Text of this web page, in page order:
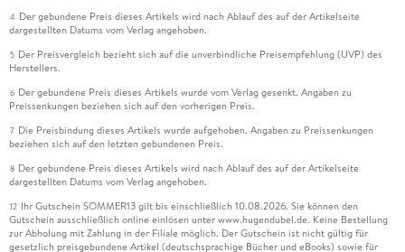
4 Der gebundene Preis dieses Artikels wird nach Ablauf des auf der Artikelseite
dargestellten Datums vom Verlag angehoben.
5 Der Preisvergleich bezieht sich auf die unverbindliche Preisempfehlung (UVP) des
Herstellers.
6 Der gebundene Preis dieses Artikels wurde vom Verlag gesenkt. Angaben zu
Preissenkungen beziehen sich auf den vorherigen Preis.
7 Die Preisbindung dieses Artikels wurde aufgehoben. Angaben zu Preissenkungen
beziehen sich auf den letzten gebundenen Preis.
8 Der gebundene Preis dieses Artikels wird nach Ablauf des auf der Artikelseite
dargestellten Datums vom Verlag angehoben.
12 Ihr Gutschein SOMMER13 gilt bis einschließlich 10.08.2026. Sie können den
Gutschein ausschließlich online einlösen unter www.hugendubel.de. Keine Bestellung
zur Abholung mit Zahlung in der Filiale möglich. Der Gutschein ist nicht gültig für
gesetzlich preisgebundene Artikel (deutschsprachige Bücher und eBooks) sowie für